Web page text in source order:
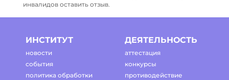
инвалидов оставить отзыв.
ИНСТИТУТ
новости
события
политика обработки
ДЕЯТЕЛЬНОСТЬ
аттестация
конкурсы
противодействие